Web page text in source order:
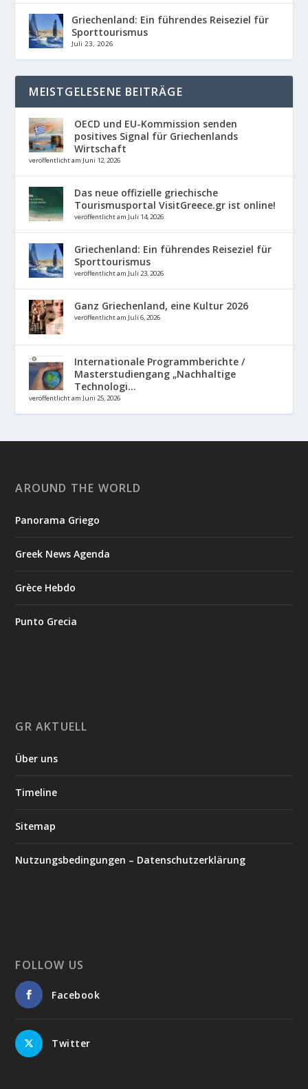
Griechenland: Ein führendes Reiseziel für
Sporttourismus
Juli 23, 2026
MEISTGELESENE BEITRÄGE
OECD und EU-Kommission senden
positives Signal für Griechenlands
Wirtschaft
veröffentlicht am Juni 12, 2026
Das neue offizielle griechische
Tourismusportal VisitGreece.gr ist online!
veröffentlicht am Juli 14, 2026
Griechenland: Ein führendes Reiseziel für
Sporttourismus
veröffentlicht am Juli 23, 2026
Ganz Griechenland, eine Kultur 2026
veröffentlicht am Juli 6, 2026
Internationale Programmberichte /
Masterstudiengang „Nachhaltige
Technologi...
veröffentlicht am Juni 25, 2026
AROUND THE WORLD
Panorama Griego
Greek News Agenda
Grèce Hebdo
Punto Grecia
GR AKTUELL
Über uns
Timeline
Sitemap
Nutzungsbedingungen – Datenschutzerklärung
FOLLOW US
Facebook
Twitter